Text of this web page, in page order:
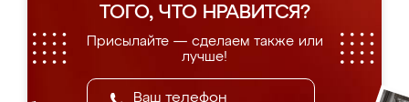
ТОГО, ЧТО НРАВИТСЯ?
Присылайте — сделаем также или
лучше!